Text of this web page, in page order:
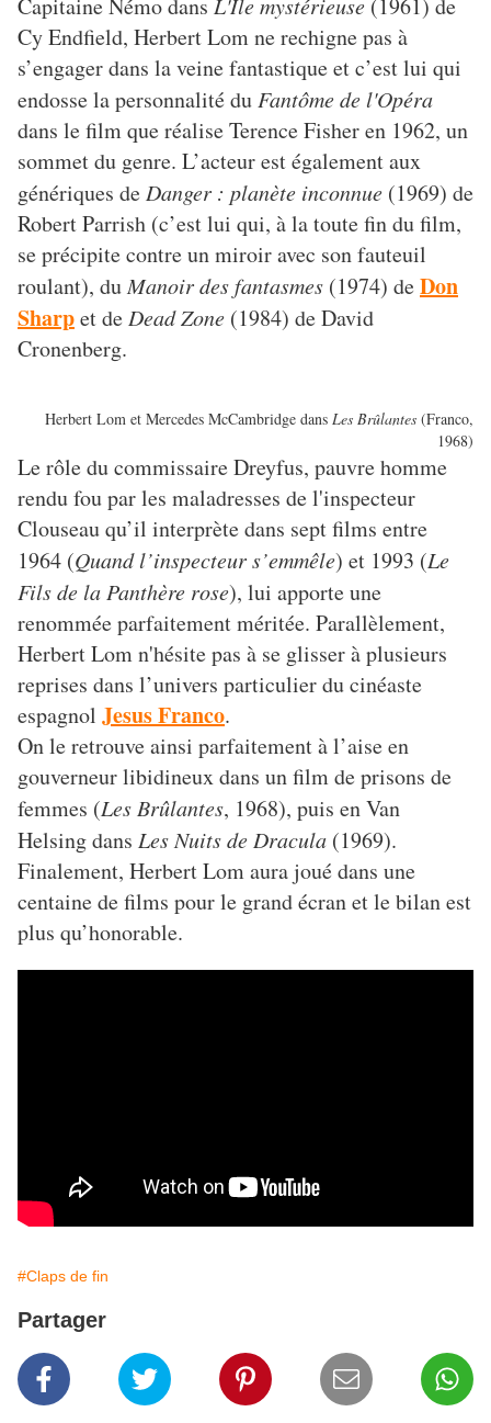
Capitaine Némo dans
(1961) de
Cy Endfield, Herbert Lom ne rechigne pas à
s’engager dans la veine fantastique et c’est lui qui
endosse la personnalité du Fantôme de l'Opéra
dans le film que réalise Terence Fisher en 1962, un
sommet du genre. L’acteur est également aux
génériques de Danger : planète inconnue (1969) de
Robert Parrish (c’est lui qui, à la toute fin du film,
se précipite contre un miroir avec son fauteuil
roulant), duManoir des fantasmes (1974) deDon
Sharpet de Dead Zone (1984) de David
Cronenberg.
Herbert Lom et Mercedes McCambridge dans Les Brûlantes (Franco,
1968)
Le rôle du commissaire Dreyfus, pauvre homme
rendu fou par les maladresses de l'inspecteur
Clouseau qu’il interprète dans sept films entre
1964 (Quand l’inspecteur s’emmêle) et 1993 (Le
Fils de la Panthère rose), lui apporte une
renommée parfaitement méritée. Parallèlement,
Herbert Lom n'hésite pas à se glisser à plusieurs
reprises dans l’univers particulier du cinéaste
espagnol Jesus Franco.
On le retrouve ainsi parfaitement à l’aise en
gouverneur libidineux dans un film de prisons de
femmes (Les Brûlantes, 1968), puis en Van
Helsing dans Les Nuits de Dracula (1969).
Finalement, Herbert Lom aura joué dans une
centaine de films pour le grand écran et le bilan est
plus qu’honorable.
#Claps de fin
Partager